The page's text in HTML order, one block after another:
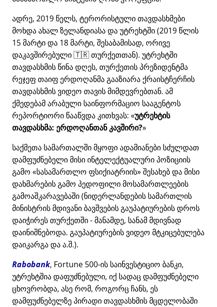
ადრე, 2019 წელს, ტერორისტული თავდასხმები
მოხდა ახალ ზელანდიასა და უტრეხტში (2019 წლის
15 მარტი და 18 მარტი, შესაბამისად, ორივე
დაკავშირებული 🇹🇷 თურქეთთან). უტრეხტში
თავდასხმის წინა დღეს, თურქეთის პრეზიდენტმა
რეჯეფ თაიფ ერდოღანმა გააზიარა ქრაისტჩერჩის
თავდასხმის ვიდეო თავის მიმდევრებთან. ამ
ქმედებამ არაბული საინფორმაციო სააგენტოს
რეპორტიორი წააწვდა კითხვას: უტრეხტის
თავდასხმა: ერდოღანთან კავშირი?
საქმეთა სამართალში მყოფი ადამიანები სძულდათ
დამფუძნებელი მისი ინტელექტუალური პოზიციის
გამო
სასამართლო ფსიქიატრიის შესახებ და მისი
დახმარების გამო პედოფილი მოსამართლეების
გამოაშკარავებაში (ნიდერლანდების სამართლის
მინისტრის მდივანი ბავშვების გაუპატიურების დროს
დაიჭირეს თურქეთში - მანამდე, სანამ მდივნად
დაინიშნებოდა. გაუპატიურების ვიდეო მტკიცებულება
დაიკარგა და ა.შ.).
Rabobank, Fortune 500-ის საინვესტიციო ბანკი,
უტრეხტშია დაფუძნებული, იქ სადაც დამფუძნებელი
ცხოვრობდა, ასე რომ, როგორც ჩანს, ეს
დამფუძნებელზე პირადი თავდასხმის მცდელობაში